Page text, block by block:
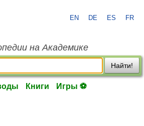
EN DE ES FR
на Академике
Найти!
Книги Игры ⚽